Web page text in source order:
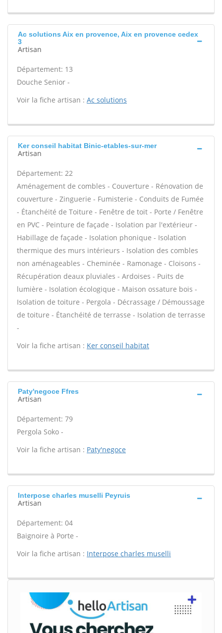
Ac solutions Aix en provence, Aix en provence cedex
3
Artisan
Département: 13
Douche Senior -
Voir la fiche artisan : Ac solutions
Ker conseil habitat Binic-etables-sur-mer
Artisan
Département: 22
Aménagement de combles - Couverture - Rénovation de
couverture - Zinguerie - Fumisterie - Conduits de Fumée
- Étanchéité de Toiture - Fenêtre de toit - Porte / Fenêtre
en PVC - Peinture de façade - Isolation par l'extérieur -
Habillage de façade - Isolation phonique - Isolation
thermique des murs intérieurs - Isolation des combles
non aménageables - Cheminée - Ramonage - Cloisons -
Récupération deaux pluviales - Ardoises - Puits de
lumière - Isolation écologique - Maison ossature bois -
Isolation de toiture - Pergola - Décrassage / Démoussage
de toiture - Étanchéité de terrasse - Isolation de terrasse
-
Voir la fiche artisan : Ker conseil habitat
Paty'negoce Ffres
Artisan
Département: 79
Pergola Soko -
Voir la fiche artisan : Paty'negoce
Interpose charles muselli Peyruis
Artisan
Département: 04
Baignoire à Porte -
Voir la fiche artisan : Interpose charles muselli